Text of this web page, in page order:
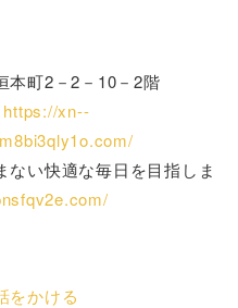
本町2－2－10－2階
https://xn--
ない快適な毎日を目指しま
をかける